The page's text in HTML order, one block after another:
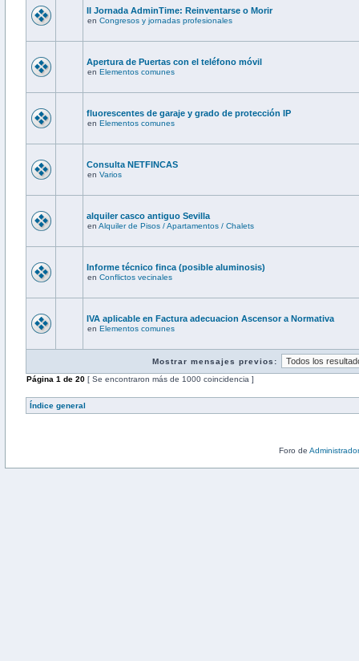
II Jornada AdminTime: Reinventarse o Morir
en Congresos y jornadas profesionales
Apertura de Puertas con el teléfono móvil
en Elementos comunes
fluorescentes de garaje y grado de protección IP
en Elementos comunes
Consulta NETFINCAS
en Varios
alquiler casco antiguo Sevilla
en Alquiler de Pisos / Apartamentos / Chalets
Informe técnico finca (posible aluminosis)
en Conflictos vecinales
IVA aplicable en Factura adecuacion Ascensor a Normativa
en Elementos comunes
Mostrar mensajes previos:
Página 1 de 20 [ Se encontraron más de 1000 coincidencia ]
Índice general
Foro de